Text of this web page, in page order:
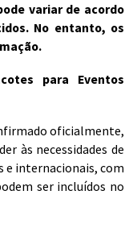
variar de acordo
No entanto, os
para Eventos
oficialmente,
às necessidades de
e internacionais, com
ser incluídos no